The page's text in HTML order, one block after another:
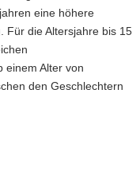
eine höhere
Für die Altersjahre bis 15
einem Alter von
den Geschlechtern